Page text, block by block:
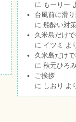
に もーりー
台風前に滑
に 船酔い対
久米島だけ
に イツミ
よ
久米島だけ
に 秋元ひろ
ご挨拶
に しおり よ